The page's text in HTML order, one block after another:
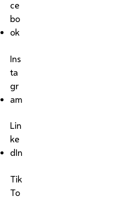
ce
bo
ok
Ins
ta
gr
am
Lin
ke
dIn
Tik
To